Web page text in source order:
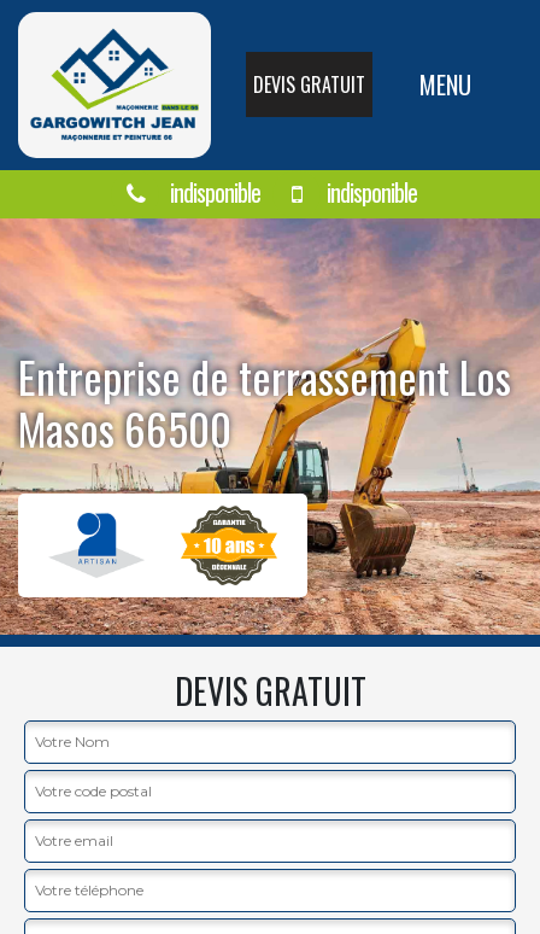
DEVIS GRATUIT MENU
indisponible indisponible
Entreprise de terrassement Los
Masos 66500
DEVIS GRATUIT